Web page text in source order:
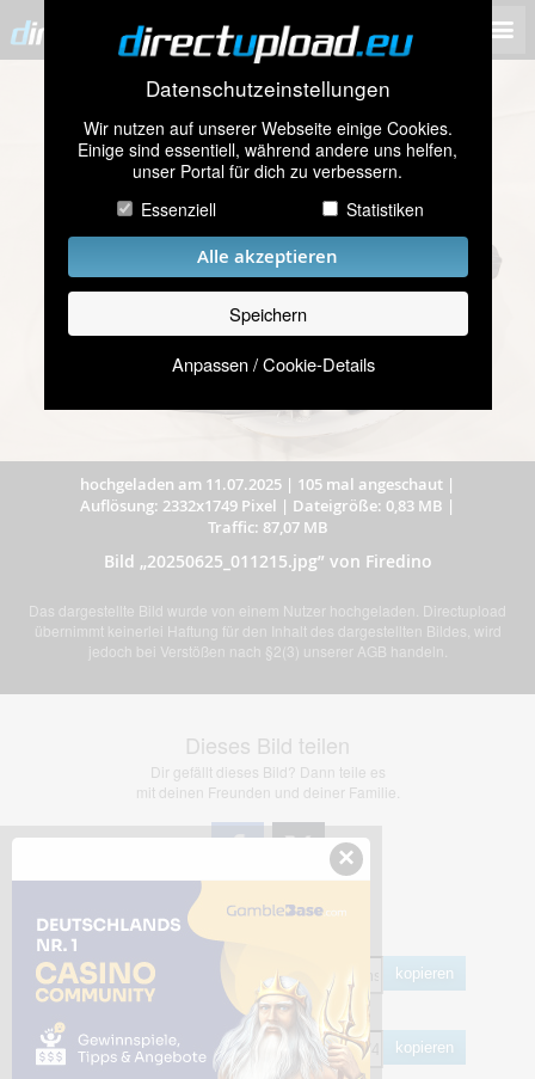
Datenschutzeinstellungen
Wir nutzen auf unserer Webseite einige Cookies.
Einige sind essentiell, während andere uns helfen,
unser Portal für dich zu verbessern.
Essenziell
Statistiken
Alle akzeptieren
Speichern
Anpassen / Cookie-Details
hochgeladen am 11.07.2025 | 105 mal angeschaut |
Auflösung: 2332x1749 Pixel | Dateigröße: 0,83 MB |
Traffic: 87,07 MB
Bild „20250625_011215.jpg” von Firedino
Das dargestellte Bild wurde von einem Nutzer hochgeladen. Directupload
übernimmt keinerlei Haftung für den Inhalt des dargestellten Bildes, wird
jedoch bei Verstößen nach §2(3) unserer AGB handeln.
Dieses Bild teilen
Dir gefällt dieses Bild? Dann teile es
mit deinen Freunden und deiner Familie.
Share Links
kopieren
HTML
kopieren
×